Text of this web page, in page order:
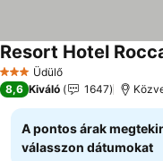
3 Kategória
Üdülő
Resort Hotel
8,6 Kiváló 1647
A pontos árak
válasszon dátumokat